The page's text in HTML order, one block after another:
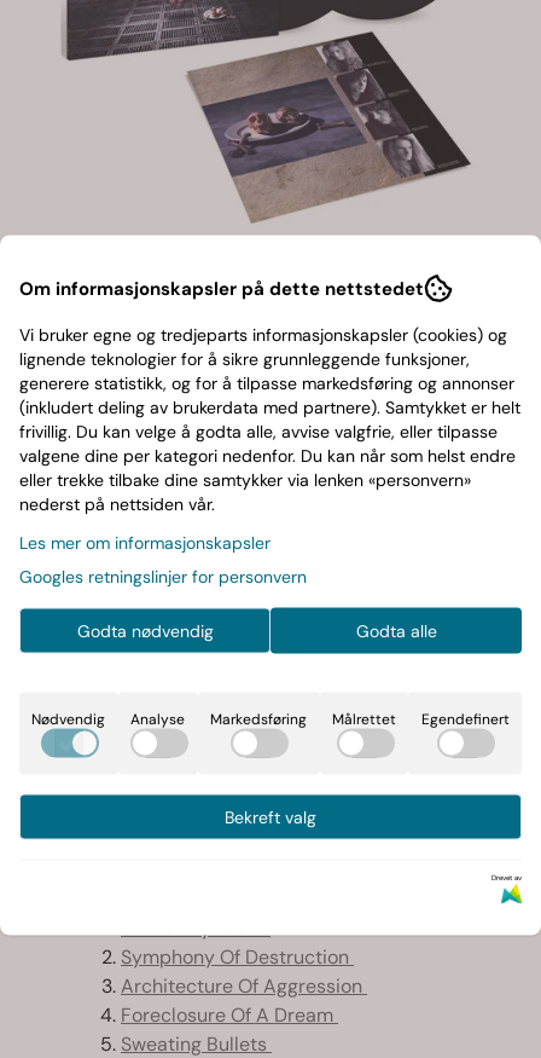
Megadeth-Countdown to
Extinction
UNIVERSAL MUSIC
399,-
2026,2LP
Les mer
På lager
Legg i handlekurv
Symphony Of Destruction
Architecture Of Aggression
Foreclosure Of A Dream
Sweating Bullets
Om informasjonskapsler på dette nettstedet
Vi bruker egne og tredjeparts informasjonskapsler (cookies) og
lignende teknologier for å sikre grunnleggende funksjoner,
generere statistikk, og for å tilpasse markedsføring og annonser
(inkludert deling av brukerdata med partnere). Samtykket er helt
frivillig. Du kan velge å godta alle, avvise valgfrie, eller tilpasse
valgene dine per kategori nedenfor. Du kan når som helst endre
eller trekke tilbake dine samtykker via lenken «personvern»
nederst på nettsiden vår.
Les mer om informasjonskapsler
Googles retningslinjer for personvern
Godta nødvendig Godta alle
Nødvendig Analyse Markedsføring Målrettet Egendefinert
Bekreft valg
Drevet av